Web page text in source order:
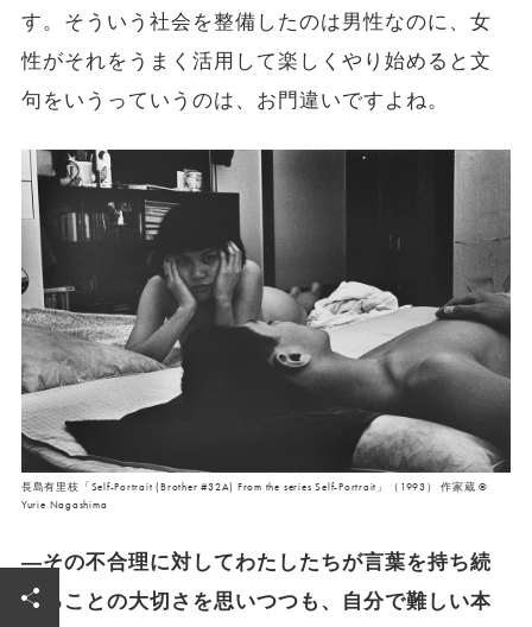
す。そういう社会を整備したのは男性なのに、女
性がそれをうまく活用して楽しくやり始めると文
句をいうっていうのは、お門違いですよね。
長島有里枝「Self-Portrait (Brother #32A) From the series Self-Portrait」（1993） 作家蔵 ©
Yurie Nagashima
―その不合理に対してわたしたちが言葉を持ち続
けることの大切さを思いつつも、自分で難しい本